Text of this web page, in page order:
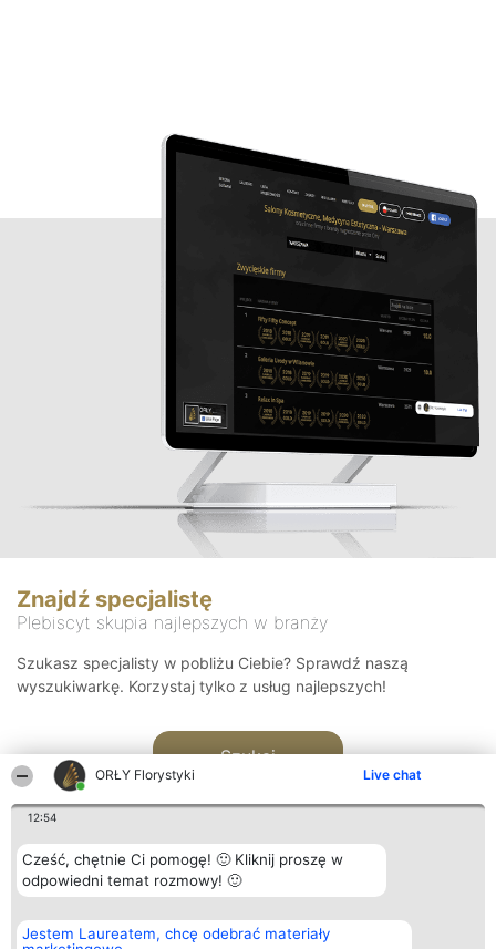
ORŁY Florystyki Live chat
12:54
Cześć, chętnie Ci pomogę! 🙂 Kliknij proszę w
odpowiedni temat rozmowy! 🙂
Jestem Laureatem, chcę odebrać materiały
Znajdź specjalistę
Plebiscyt skupia najlepszych w branży
Szukasz specjalisty w pobliżu Ciebie? Sprawdź naszą
wyszukiwarkę. Korzystaj tylko z usług najlepszych!
Szukaj
Organizator plebiscytu
Bright Side Solutions sp. z o.
Plebiscyt
Laureaci
Kontakt
Kontakt